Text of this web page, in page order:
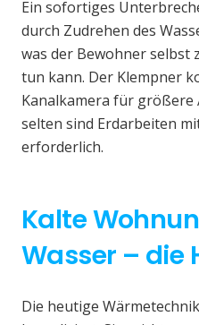
Ein sofortiges
durch Zudrehen des
was der Bewohner selbst
tun kann. Der Klempner
Kanalkamera für
selten sind Erdarbeiten
erforderlich.
Kalte
Wasser – die
Die heutige